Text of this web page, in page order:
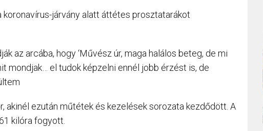
koronavírus-járvány alatt áttétes prosztatarákot
az arcába, hogy ‘Művész úr, maga halálos beteg, de mi
mondjak… el tudok képzelni ennél jobb érzést is, de
akinél ezután műtétek és kezelések sorozata kezdődött. A
kilóra fogyott.